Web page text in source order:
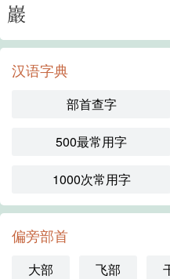
巖
汉语字典
部首查字
500最常用字
1000次常用字
偏旁部首
大部 飞部